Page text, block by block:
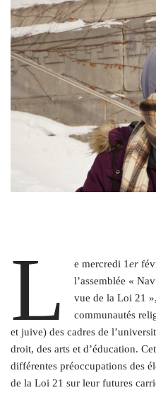
L e mercredi 1er
l’assemblée «
vue de la Loi 21
communautés
et juive) des cadres de
droit, des arts et d’éducation.
différentes préoccupations des
de la Loi 21 sur leur futures